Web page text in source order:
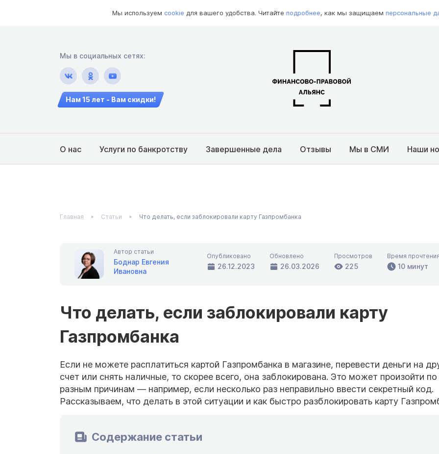
Мы используем cookie для вашего удобства. Читайте подробнее, как мы защищаем персональные
Мы в социальных сетях:
Нам 15 лет - Вам скидки!
О нас Услуги по банкротству Завершенные дела Отзывы Мы в СМИ Наши
Главная Статьи Что делать, если заблокировали карту Газпромбанка
Автор статьи
Боднар Евгения
Ивановна
Опубликовано
26.12.2023
Обновлено
26.03.2026
Просмотров
225
Время
10 минут
Что делать, если заблокировали карту
Газпромбанка
Если не можете расплатиться картой Газпромбанка в магазине, перевести деньги на
счет или снять наличные, то скорее всего, она заблокирована. Это может произойти по
разным причинам — например, если несколько раз неправильно ввести секретный код.
Рассказываем, что делать в этой ситуации и как быстро разблокировать карту
Содержание статьи